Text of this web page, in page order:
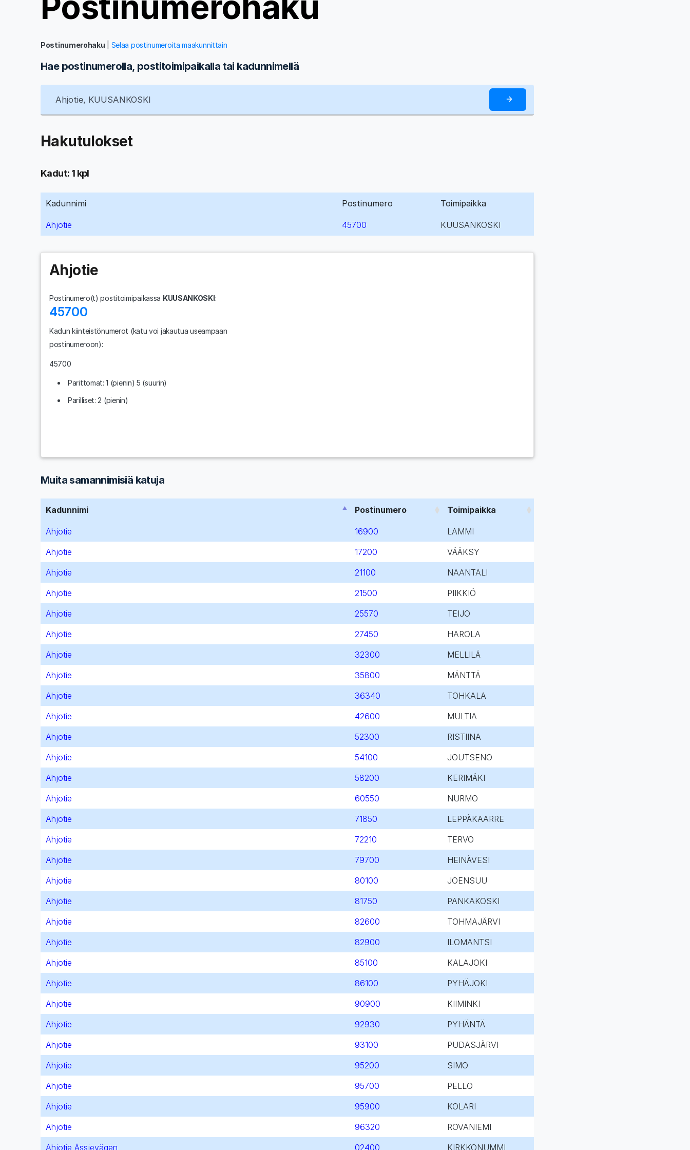
Postinumerohaku Selaa postinumeroita maakunnittain
Hae postinumerolla, postitoimipaikalla tai kadunnimellä
Hakutulokset
Kadut: 1 kpl
Kadunnimi Postinumero Toimipaikka
Ahjotie 45700 KUUSANKOSKI
Ahjotie
Postinumero(t) postitoimipaikassa KUUSANKOSKI:
45700
Kadun kiinteistönumerot (katu voi jakautua useampaan
postinumeroon):
45700
Parittomat: 1 (pienin) 5 (suurin)
Parilliset: 2 (pienin)
Muita samannimisiä katuja
Kadunnimi Postinumero Toimipaikka
Ahjotie 16900
LAMMI
Ahjotie
17200
VÄÄKSY
Ahjotie
21100
NAANTALI
Ahjotie
21500
PIIKKIÖ
Ahjotie
25570
TEIJO
Ahjotie
27450
HAROLA
Ahjotie
32300
MELLILÄ
Ahjotie
35800
MÄNTTÄ
Ahjotie
36340
TOHKALA
Ahjotie
42600
MULTIA
Ahjotie
52300
RISTIINA
Ahjotie
54100
JOUTSENO
Ahjotie
58200
KERIMÄKI
Ahjotie
60550
NURMO
Ahjotie
71850
LEPPÄKAARRE
Ahjotie
72210
TERVO
Ahjotie
79700
HEINÄVESI
Ahjotie
80100
JOENSUU
Ahjotie
81750
PANKAKOSKI
Ahjotie
82600
TOHMAJÄRVI
Ahjotie
82900
ILOMANTSI
Ahjotie
85100
KALAJOKI
Ahjotie
86100
PYHÄJOKI
Ahjotie
90900
KIIMINKI
Ahjotie
92930
PYHÄNTÄ
Ahjotie
93100
PUDASJÄRVI
Ahjotie
95200
SIMO
Ahjotie
95700
PELLO
Ahjotie
95900
KOLARI
Ahjotie
96320
ROVANIEMI
Ahjotie Ässjevägen
02400
KIRKKONUMMI